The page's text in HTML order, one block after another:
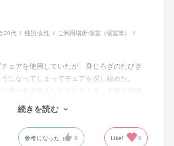
:20代 性別:女性 ご利用場所:個室（寝室等）
ェアを使用していたが、身じろぎのたびぎ
になってしまってチェアを探し始めた。
に惹かれて購入してみたところ、不安な音鳴
し座る時と立つ時はカッチョンと音がする。
時に椅子が倒れないように立ち上がると水平
うだ。
をするためのデスクで使用しているためお
続きを読む
参考になった 0 Like! 0